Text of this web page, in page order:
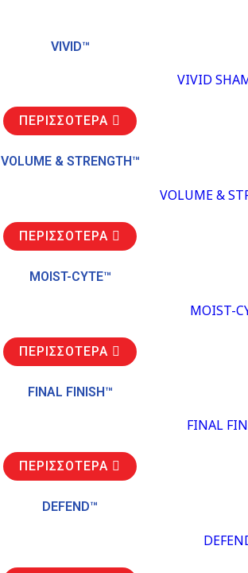
VIVID™
ΠΕΡΙΣΣΟΤΕΡΑ
VOLUME & STRENGTH™
ΠΕΡΙΣΣΟΤΕΡΑ
MOIST-CYTE™
ΠΕΡΙΣΣΟΤΕΡΑ
FINAL FINISH™
ΠΕΡΙΣΣΟΤΕΡΑ
DEFEND™